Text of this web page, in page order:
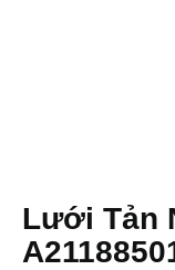
Lưới Tản